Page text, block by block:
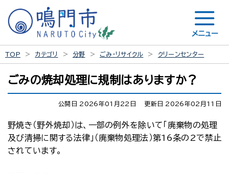
メニュー
TOP カテゴリ 分野 ごみ・リサイクル クリーンセンター
ごみの焼却処理に規制はありますか？
公開日 2026年01月22日 更新日 2026年02月11日
野焼き（野外焼却）は、一部の例外を除いて「廃棄物の処理
及び清掃に関する法律」（廃棄物処理法）第16条の2で禁止
されています。